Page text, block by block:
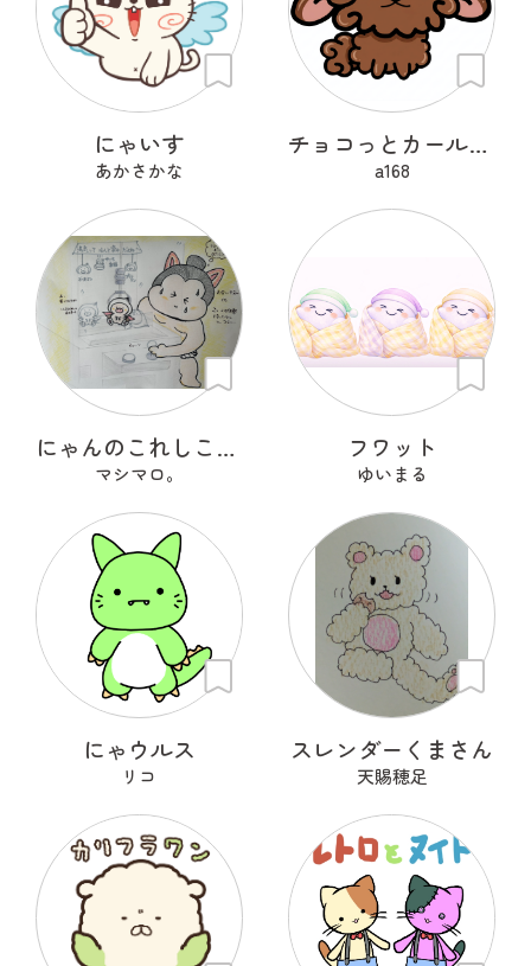
にゃいす
あかさかな
チョコっとカールちゃん
a168
にゃんのこれしこ ある日の夢 Ｎo.1
マシマロ。
フワット
ゆいまる
にゃウルス
リコ
スレンダーくまさん
天賜穂足